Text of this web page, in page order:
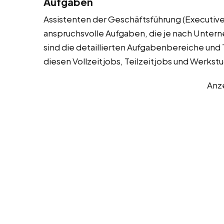
Assistenten der Geschäftsführung
anspruchsvolle Aufgaben, die je nach
sind die detaillierten Aufgabenbereiche
diesen Vollzeitjobs, Teilzeitjobs und